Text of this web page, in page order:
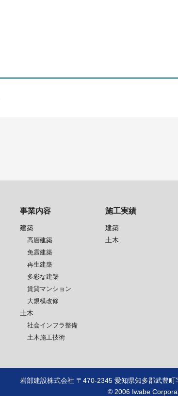
事業内容
建築
高層建築
免震建築
再生建築
多彩な建築
賃貸マンション
大規模改修
土木
社会インフラ整備
土木施工技術
施工実績
建築
土木
岩部建設株式会社 〒470-2345 愛知県知多郡武豊
© 2006 Iwabe